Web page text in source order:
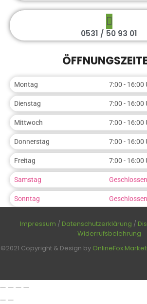
0531 / 50 93 01
Montag 7:00 - 16:00
Dienstag 7:00 - 16:00
Mittwoch 7:00 - 16:00
Donnerstag 7:00 - 16:00
Freitag 7:00 - 16:00
Samstag Geschlossen
Sonntag Geschlossen
Impressum / Datenschutzerklärung /
Widerrufsbelehrung
©2021 Copyright & Design by